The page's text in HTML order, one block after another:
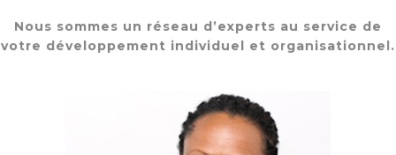
Nous sommes un réseau d’experts au service de
votre développement individuel et organisationnel.